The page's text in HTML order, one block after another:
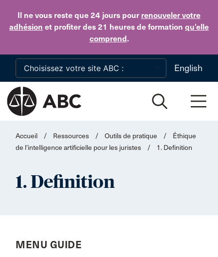
Il ne vous reste que 24 jours pour renouveler votre
adhésion et profiter des 21 heures de formation qu’elle
comprend.
Skip to main content
English
Accueil / Ressources / Outils de pratique /
Éthique
de l’intelligence artificielle pour les juristes
/ 1. Definition
1. Definition
MENU GUIDE